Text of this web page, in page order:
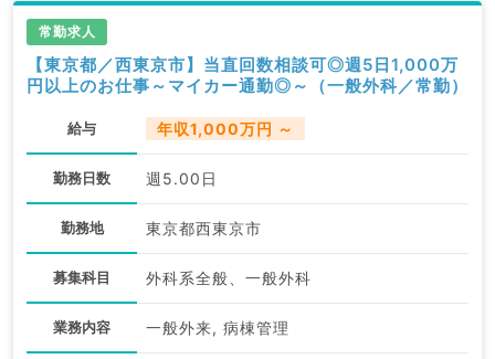
常勤求人
【東京都／西東京市】当直回数相談可◎週5日1,000万
円以上のお仕事～マイカー通勤◎～（一般外科／常勤）
給与 年収1,000万円 ～
勤務日数 週5.00日
勤務地 東京都西東京市
募集科目 外科系全般、一般外科
業務内容 一般外来, 病棟管理